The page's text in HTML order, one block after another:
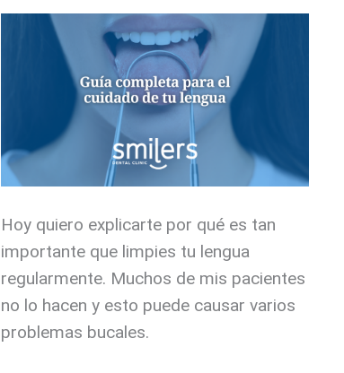
Hoy quiero explicarte por qué es tan
importante que limpies tu lengua
regularmente. Muchos de mis pacientes
no lo hacen y esto puede causar varios
problemas bucales.
el
cuidado